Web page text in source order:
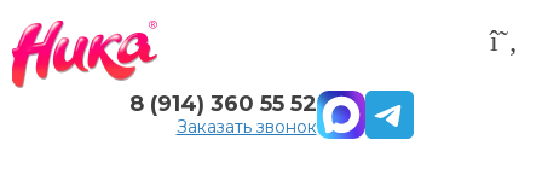
8 (914) 360 55 52
Заказать звонок